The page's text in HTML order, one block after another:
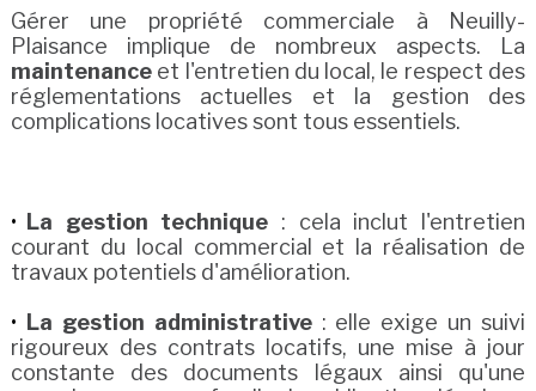
Gérer une propriété commerciale à Neuilly-
Plaisance implique de nombreux aspects. La
maintenanceet l'entretien du local, le respect des
réglementations actuelles et la gestion des
complications locatives sont tous essentiels.
La gestion technique : cela inclut l'entretien
courant du local commercial et la réalisation de
travaux potentiels d'amélioration.
La gestion administrative: elle exige un suivi
rigoureux des contrats locatifs, une mise à jour
constante des documents légaux ainsi qu'une